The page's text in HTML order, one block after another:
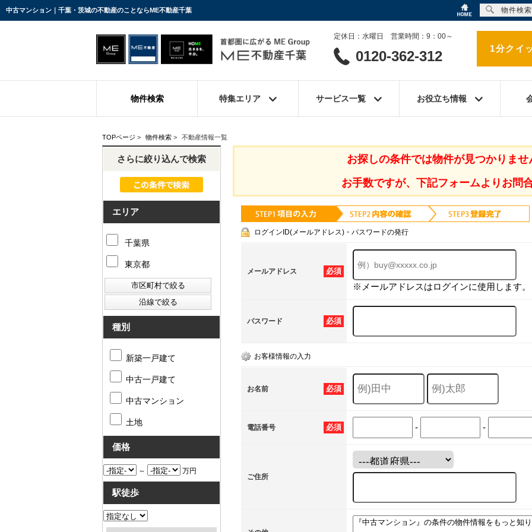
中古マンション｜千葉・茨城の不動産のことならME不動産千葉
定休日：水曜日 営業時間：9：00～
0120-362-312 1分クイ
物件検索 特集エリア サービス一覧 お役立ち情報
TOPページ > 物件検索 > 不動産情報一覧
お探しの条件では物件が見つかりませ
お手数ですが、下記フォームよりお問
ログインID(メールアドレス)・パスワードの発行
必須
メールアドレス
※メールアドレスはログインに使用します。
必須
パスワード
お客様情報の入力
必須
お名前
必須
電話番号 - -
ご住所
さらに絞り込んで検索
エリア
千葉県
東京都
種別
新築一戸建て
中古一戸建て
中古マンション
土地
価格
～ 万円
駅徒歩
物件検索